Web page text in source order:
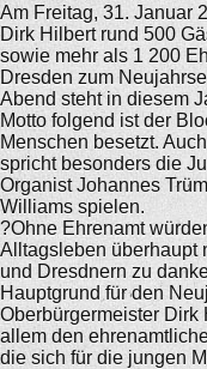
Am Freitag, 31. Januar
Dirk Hilbert rund 500
sowie mehr als 1 200
Dresden zum
Abend steht in diesem
Motto folgend ist der
Menschen besetzt.
spricht besonders die
Organist Johannes
Williams spielen.
?Ohne Ehrenamt
Alltagsleben überhaupt
und Dresdnern zu
Hauptgrund für den
Oberbürgermeister Dirk
allem den
die sich für die jungen